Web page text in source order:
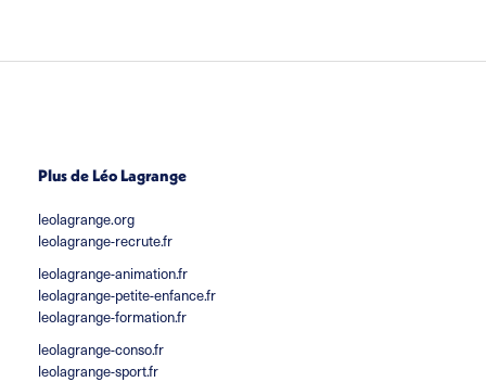
Plus de Léo Lagrange
leolagrange.org
leolagrange-recrute.fr
leolagrange-animation.fr
leolagrange-petite-enfance.fr
leolagrange-formation.fr
leolagrange-conso.fr
leolagrange-sport.fr